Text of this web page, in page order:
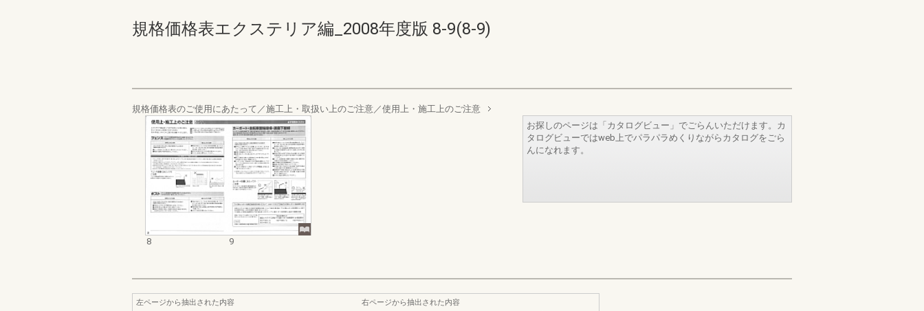
規格価格表エクステリア編_2008年度版 8-9(8-9)
規格価格表のご使用にあたって／施工上・取扱い上のご注意／使用上・施工上のご注意
8 9
お探しのページは「カタログビュー」でごらんいただけます。カ
タログビューではweb上でパラパラめくりながらカタログをごら
んになれます。
左ページから抽出された内容
右ページから抽出された内容